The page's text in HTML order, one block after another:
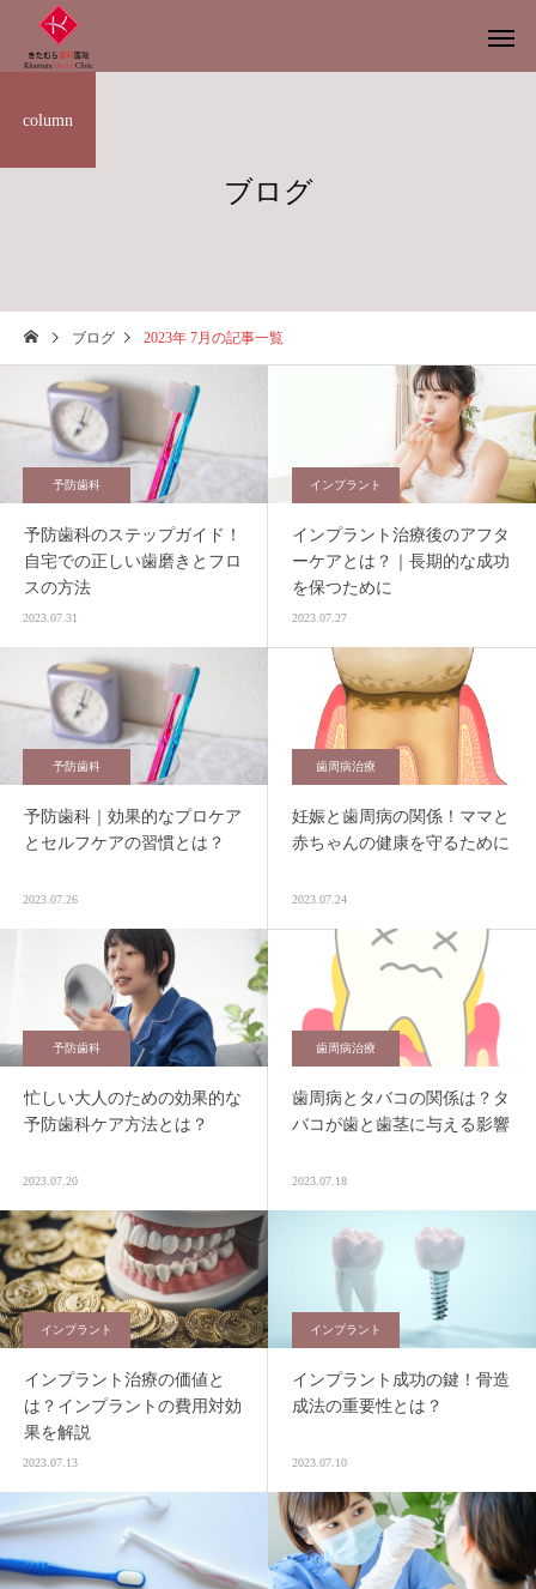
ブログ
column
ブログ 2023年 7月の記事一覧
予防歯科
予防歯科のステップガイド！
自宅での正しい歯磨きとフロ
スの方法
2023.07.31
インプラント
インプラント治療後のアフタ
ーケアとは？｜長期的な成功
を保つために
2023.07.27
予防歯科
予防歯科｜効果的なプロケア
とセルフケアの習慣とは？
2023.07.26
歯周病治療
妊娠と歯周病の関係！ママと
赤ちゃんの健康を守るために
2023.07.24
予防歯科
忙しい大人のための効果的な
予防歯科ケア方法とは？
2023.07.20
歯周病治療
歯周病とタバコの関係は？タ
バコが歯と歯茎に与える影響
2023.07.18
インプラント
インプラント治療の価値と
は？インプラントの費用対効
果を解説
2023.07.13
インプラント
インプラント成功の鍵！骨造
成法の重要性とは？
2023.07.10